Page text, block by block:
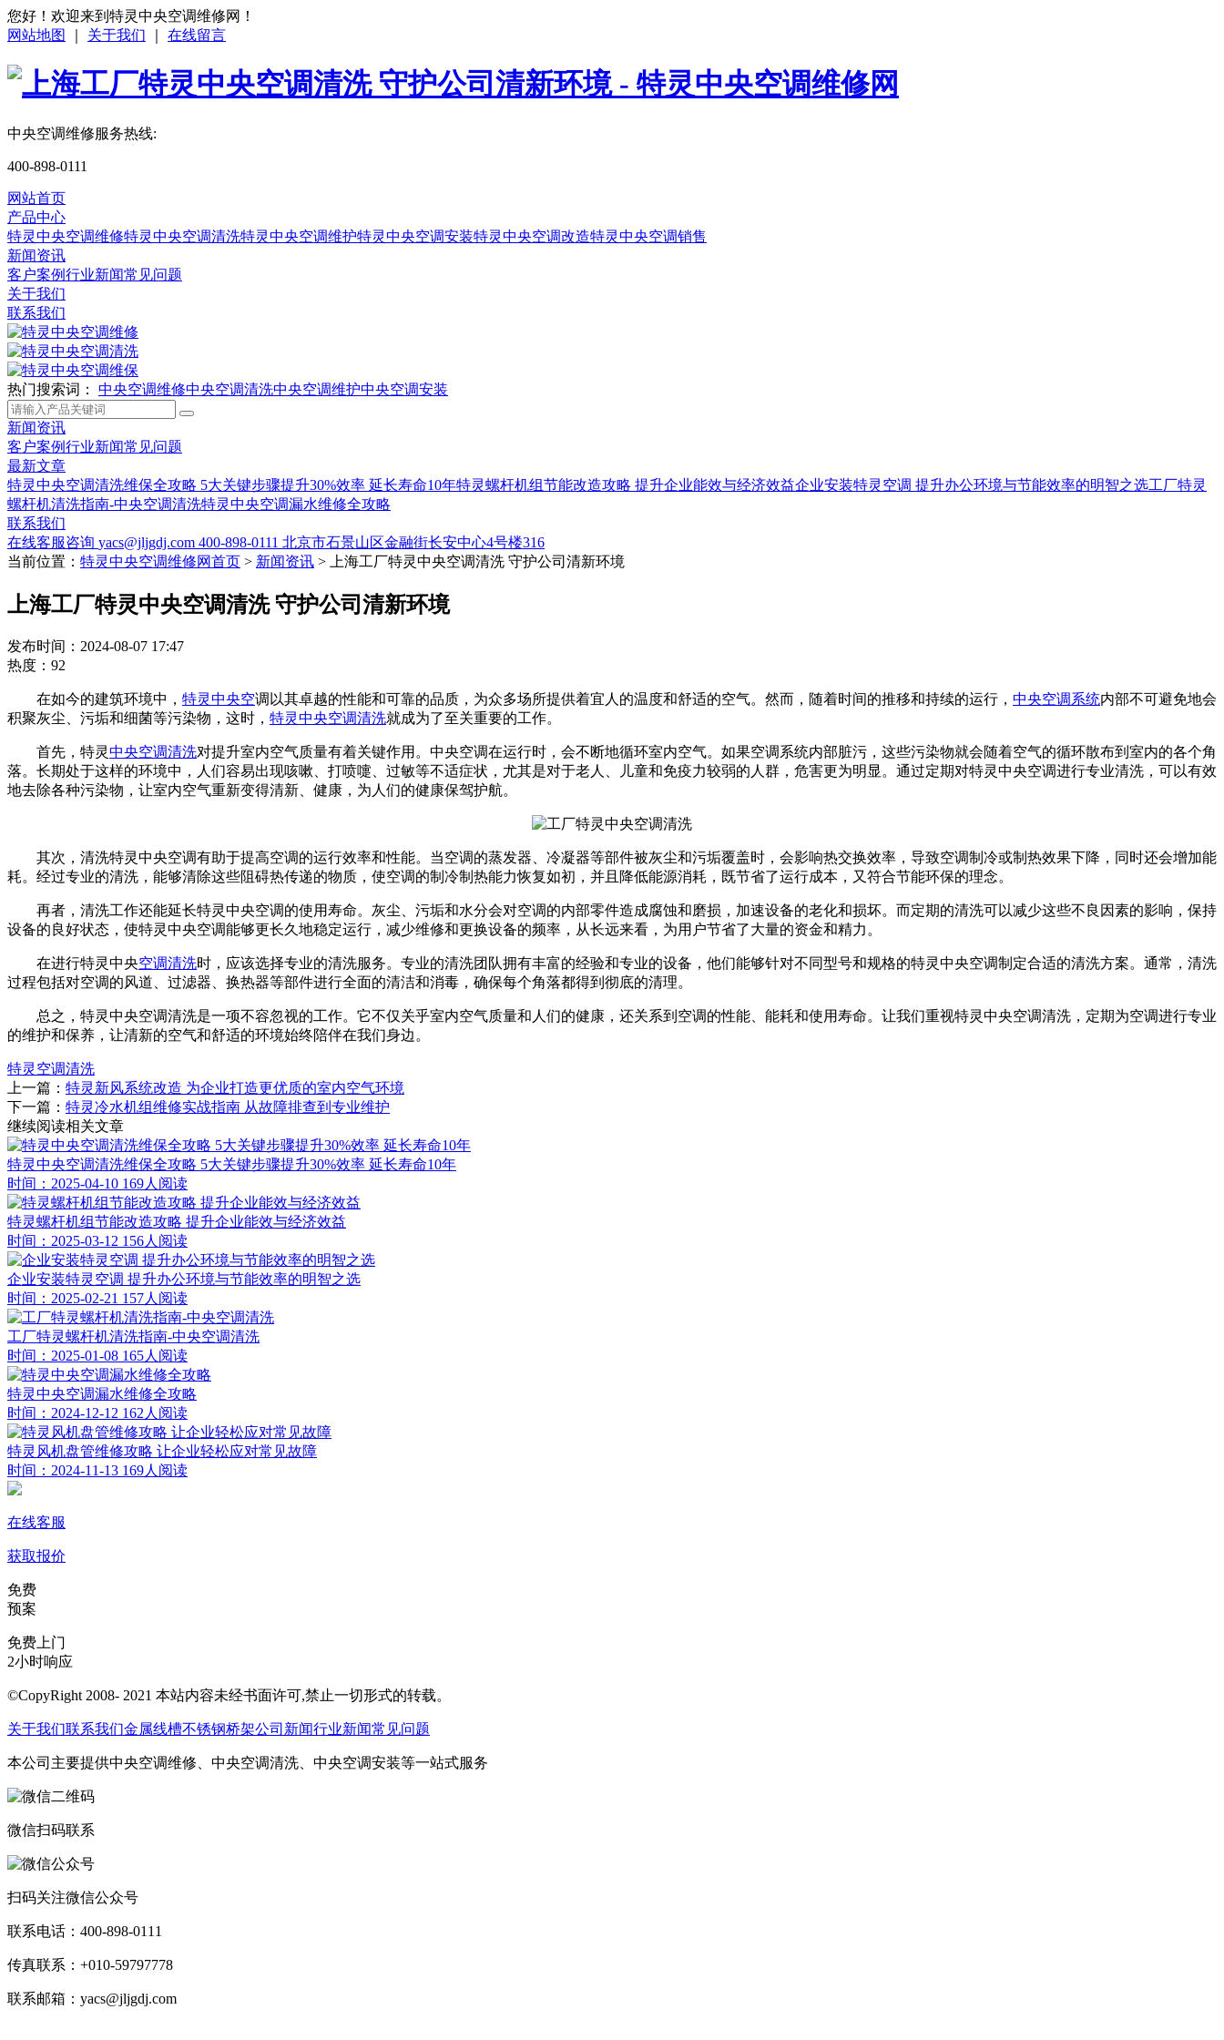
您好！欢迎来到特灵中央空调维修网！
网站地图
关于我们 在线留言
中央空调维修服务热线:
400-898-0111
网站首页
产品中心
特灵中央空调维修特灵中央空调清洗特灵中央空调维护特灵中央空调安装特灵中央空调改造特灵中央空调销售
新闻资讯
客户案例行业新闻常见问题
关于我们
联系我们
热门搜索词： 中央空调维修中央空调清洗中央空调维护中央空调安装
新闻资讯
客户案例行业新闻常见问题
最新文章
特灵中央空调清洗维保全攻略 5大关键步骤提升30%效率 延长寿命10年特灵螺杆机组节能改造攻略 提升企业能效与经济效益企业安装特灵空调 提升办公环境与节能效率的明智之选工厂特灵
螺杆机清洗指南-中央空调清洗特灵中央空调漏水维修全攻略
联系我们
在线客服咨询 yacs@jljgdj.com 400-898-0111 北京市石景山区金融街长安中心4号楼316
当前位置： 特灵中央空调维修网首页 > 新闻资讯 > 上海工厂特灵中央空调清洗 守护公司清新环境
上海工厂特灵中央空调清洗 守护公司清新环境
发布时间：2024-08-07 17:47
热度：92
在如今的建筑环境中， 特灵中央空调以其卓越的性能和可靠的品质，为众多场所提供着宜人的温度和舒适的空气。然而，随着时间的推移和持续的运行， 中央空调系统内部不可避免地会
积聚灰尘、污垢和细菌等污染物，这时， 特灵中央空调清洗就成为了至关重要的工作。
首先，特灵中央空调清洗对提升室内空气质量有着关键作用。中央空调在运行时，会不断地循环室内空气。如果空调系统内部脏污，这些污染物就会随着空气的循环散布到室内的各个角
落。长期处于这样的环境中，人们容易出现咳嗽、打喷嚏、过敏等不适症状，尤其是对于老人、儿童和免疫力较弱的人群，危害更为明显。通过定期对特灵中央空调进行专业清洗，可以有效
地去除各种污染物，让室内空气重新变得清新、健康，为人们的健康保驾护航。
其次，清洗特灵中央空调有助于提高空调的运行效率和性能。当空调的蒸发器、冷凝器等部件被灰尘和污垢覆盖时，会影响热交换效率，导致空调制冷或制热效果下降，同时还会增加能
耗。经过专业的清洗，能够清除这些阻碍热传递的物质，使空调的制冷制热能力恢复如初，并且降低能源消耗，既节省了运行成本，又符合节能环保的理念。
再者，清洗工作还能延长特灵中央空调的使用寿命。灰尘、污垢和水分会对空调的内部零件造成腐蚀和磨损，加速设备的老化和损坏。而定期的清洗可以减少这些不良因素的影响，保持
设备的良好状态，使特灵中央空调能够更长久地稳定运行，减少维修和更换设备的频率，从长远来看，为用户节省了大量的资金和精力。
在进行特灵中央空调清洗时，应该选择专业的清洗服务。专业的清洗团队拥有丰富的经验和专业的设备，他们能够针对不同型号和规格的特灵中央空调制定合适的清洗方案。通常，清洗
过程包括对空调的风道、过滤器、换热器等部件进行全面的清洁和消毒，确保每个角落都得到彻底的清理。
总之，特灵中央空调清洗是一项不容忽视的工作。它不仅关乎室内空气质量和人们的健康，还关系到空调的性能、能耗和使用寿命。让我们重视特灵中央空调清洗，定期为空调进行专业
的维护和保养，让清新的空气和舒适的环境始终陪伴在我们身边。
特灵空调清洗
上一篇： 特灵新风系统改造 为企业打造更优质的室内空气环境
下一篇： 特灵冷水机组维修实战指南 从故障排查到专业维护
继续阅读相关文章
特灵中央空调清洗维保全攻略 5大关键步骤提升30%效率 延长寿命10年
时间：2025-04-10 169人阅读
特灵螺杆机组节能改造攻略 提升企业能效与经济效益
时间：2025-03-12 156人阅读
企业安装特灵空调 提升办公环境与节能效率的明智之选
时间：2025-02-21 157人阅读
工厂特灵螺杆机清洗指南-中央空调清洗
时间：2025-01-08 165人阅读
特灵中央空调漏水维修全攻略
时间：2024-12-12 162人阅读
特灵风机盘管维修攻略 让企业轻松应对常见故障
时间：2024-11-13 169人阅读
在线客服
获取报价
免费
预案
免费上门
2小时响应
©CopyRight 2008- 2021 本站内容未经书面许可,禁止一切形式的转载。
关于我们联系我们金属线槽不锈钢桥架公司新闻行业新闻常见问题
本公司主要提供中央空调维修、中央空调清洗、中央空调安装等一站式服务
微信扫码联系
扫码关注微信公众号
联系电话：400-898-0111
传真联系：+010-59797778
联系邮箱：yacs@jljgdj.com